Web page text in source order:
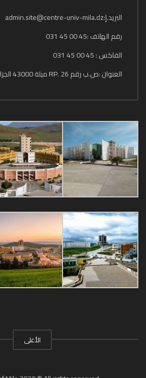
البريد.إ:admin.site@centre-univ-mila.dz
رقم الهاتف :45 00 45 031
الفاكس : 45 00 45 031
العنوان :ص.ب رقم 26 .RP ميلة 43000 الجزائر
الأعلى